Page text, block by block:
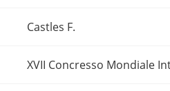
Castles F.
XVII Concresso Mondiale